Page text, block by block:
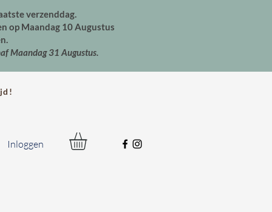
verzenddag.
op Maandag 10 Augustus
Maandag 31 Augustus.
Inloggen